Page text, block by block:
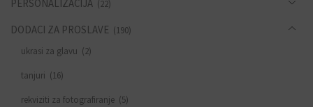
PERSONALIZACIJA (22)
DODACI ZA PROSLAVE (190)
ukrasi za glavu (2)
tanjuri (16)
rekviziti za fotografiranje (5)